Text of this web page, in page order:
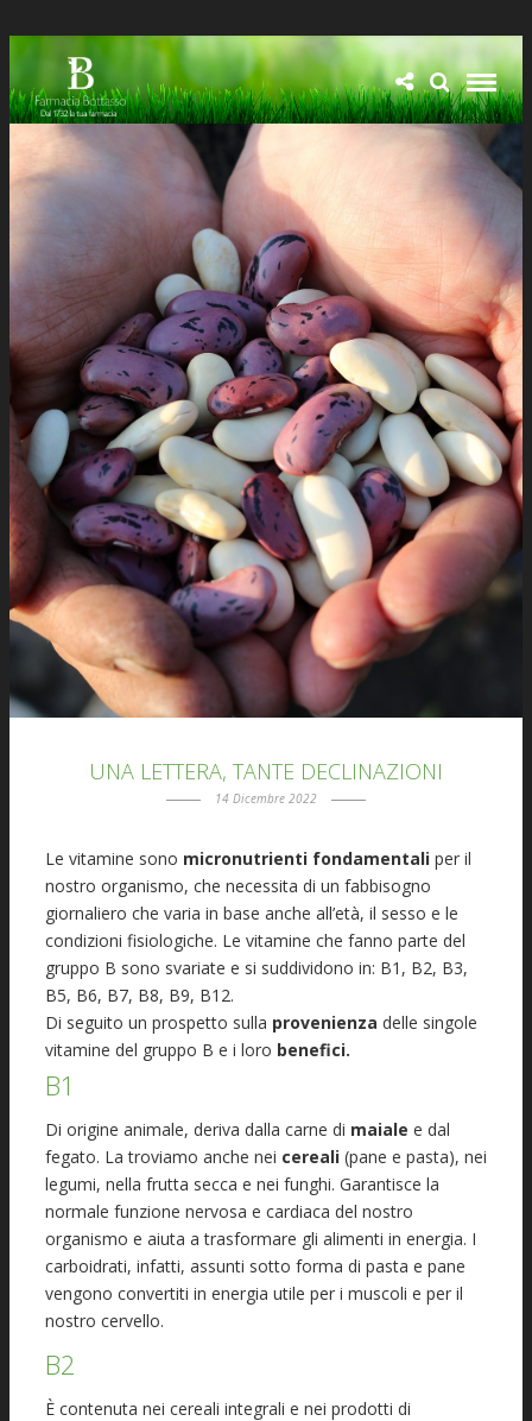
UNA LETTERA, TANTE DECLINAZIONI
14 Dicembre 2022
Le vitamine sono micronutrienti fondamentali per il
nostro organismo, che necessita di un fabbisogno
giornaliero che varia in base anche all’età, il sesso e le
condizioni fisiologiche. Le vitamine che fanno parte del
gruppo B sono svariate e si suddividono in: B1, B2, B3,
B5, B6, B7, B8, B9, B12.
Di seguito un prospetto sulla provenienza delle singole
vitamine del gruppo B e i loro benefici.
B1
Di origine animale, deriva dalla carne di maiale e dal
fegato. La troviamo anche nei cereali (pane e pasta), nei
legumi, nella frutta secca e nei funghi. Garantisce la
normale funzione nervosa e cardiaca del nostro
organismo e aiuta a trasformare gli alimenti in energia. I
carboidrati, infatti, assunti sotto forma di pasta e pane
vengono convertiti in energia utile per i muscoli e per il
nostro cervello.
B2
È contenuta nei cereali integrali e nei prodotti di